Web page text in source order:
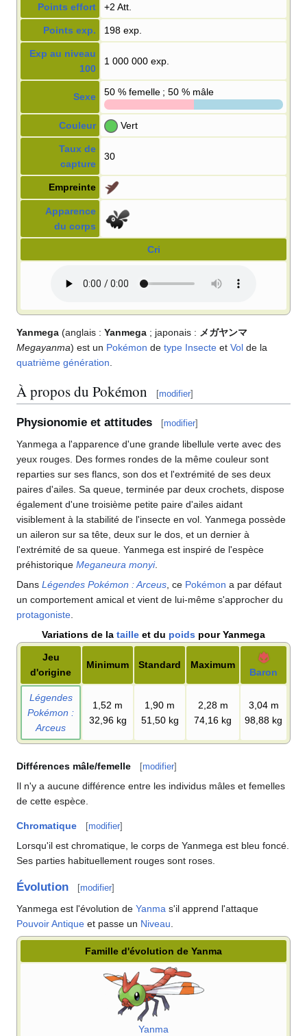
Points effort +2 Att.
Points exp. 198 exp.
Exp au niveau
100
1 000 000 exp.
Sexe 50 % femelle ; 50 % mâle
Couleur Vert
Taux de
capture
30
Empreinte
Apparence
du corps
Cri
Yanmega (anglais : Yanmega ; japonais : メガヤンマ
Megayanma) est un Pokémon de type Insecte et Vol de la
quatrième génération
À propos du Pokémon [modifier]
Physionomie et attitudes [modifier]
Yanmega a l'apparence d'une grande libellule verte avec des
yeux rouges. Des formes rondes de la même couleur sont
reparties sur ses flancs, son dos et l'extrémité de ses deux
paires d'ailes. Sa queue, terminée par deux crochets, dispose
également d'une troisième petite paire d'ailes aidant
visiblement à la stabilité de l'insecte en vol. Yanmega possède
un aileron sur sa tête, deux sur le dos, et un dernier à
l'extrémité de sa queue. Yanmega est inspiré de l'espèce
préhistorique Meganeura monyi.
Dans Légendes Pokémon : Arceus , ce Pokémon a par défaut
un comportement amical et vient de lui-même s'approcher du
protagoniste
Variations de la taille et du poids pour Yanmega
Jeu
d'origine
Minimum Standard Maximum
Baron
Légendes
Pokémon :
Arceus
1,52 m
32,96 kg
1,90 m
51,50 kg
2,28 m
74,16 kg
3,04 m
98,88 kg
Différences mâle/femelle [modifier]
Il n'y a aucune différence entre les individus mâles et femelles
de cette espèce.
Chromatique [modifier]
Lorsqu'il est chromatique, le corps de Yanmega est bleu foncé.
Ses parties habituellement rouges sont roses.
Évolution [modifier]
Yanmega est l'évolution de Yanma s'il apprend l'attaque
Pouvoir Antique et passe un Niveau
Famille d'évolution de Yanma
Yanma